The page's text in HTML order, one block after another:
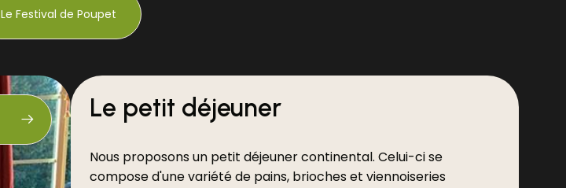
Le Festival de Poupet
Le petit déjeuner
Nous proposons un petit déjeuner continental. Celui-ci se
compose d'une variété de pains, brioches et viennoiseries